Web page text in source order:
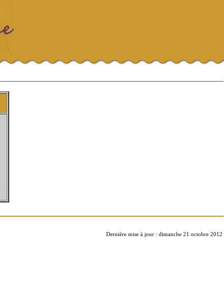
Dernière mise à jour : dimanche 21 octobre 2012